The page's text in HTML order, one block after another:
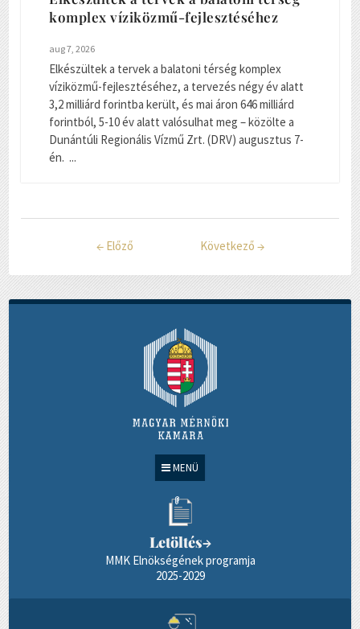
MENÜ
Letöltés→
MMK Elnökségének programja
2025-2029
komplex víziközmű-fejlesztéséhez
aug 7, 2026
Elkészültek a tervek a balatoni térség komplex
víziközmű-fejlesztéséhez, a tervezés négy év alatt
3,2 milliárd forintba került, és mai áron 646 milliárd
forintból, 5-10 év alatt valósulhat meg – közölte a
Dunántúli Regionális Vízmű Zrt. (DRV) augusztus 7-
én. ...
← Előző Következő →